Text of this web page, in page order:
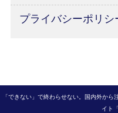
プライバシーポリシ
「できない」で終わらせない。国内外か
イト